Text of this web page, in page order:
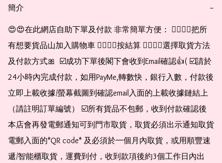
簡介 −
😍😍在此網店自助下單及付款 非常簡單方便： 👉🏻👉🏻把所
有想要貨品山加入購物車 👉🏻👉🏻按結算 👉🏻👉🏻選擇取貨方法
及付款方式🎀  ☑️成功下單後閣下會收到Email確認👍( ☑️請於
24小時內完成付款，如用PayMe,轉數快，銀行入數，付款後
立即上載收據/螢幕截圖到確認email入面的上載收據鏈結上
（請註明訂單編號） ☑️所有貨品不包郵，收到付款確認後
本店會再發電郵通知可到門市取貨，取貨必須出示通知取貨
電郵入面的*QR code* 及必須於一個月內取貨，或用順豐速
遞/智能櫃取貨，運費到付，收到款項後約3個工作日內出